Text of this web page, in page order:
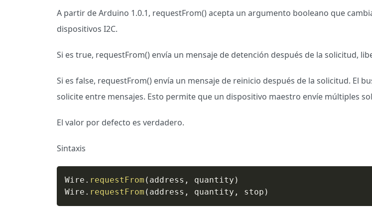
A partir de Arduino 1.0.1, requestFrom() acepta un argumento booleano que
dispositivos I2C.
Si es true, requestFrom() envía un mensaje de detención después de la solicitud,
Si es false, requestFrom() envía un mensaje de reinicio después de la solicitud. El
solicite entre mensajes. Esto permite que un dispositivo maestro envíe múltiples
El valor por defecto es verdadero.
Sintaxis
Wire . requestFrom ( address , quantity )
Wire . requestFrom ( address , quantity , stop )